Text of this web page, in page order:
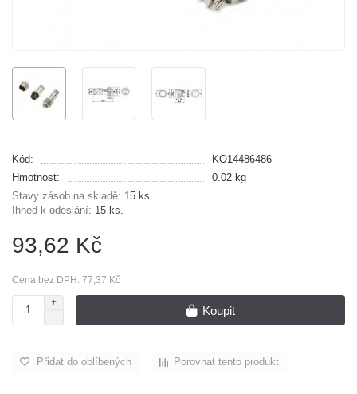
Kód:
KO14486486
Hmotnost:
0.02 kg
Stavy zásob na skladě: 15 ks.
Ihned k odeslání: 15 ks.
93,62 Kč
Cena bez DPH: 77,37 Kč
Koupit
Přidat do oblíbených Porovnat tento produkt